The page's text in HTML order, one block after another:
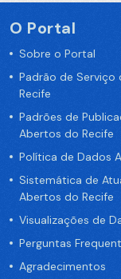
O Portal
Sobre o Portal
Padrão de Serviço
Recife
Padrões de
Abertos do Recife
Política de Dados
Sistemática de
Abertos do Recife
Visualizações de
Perguntas
Agradecimentos